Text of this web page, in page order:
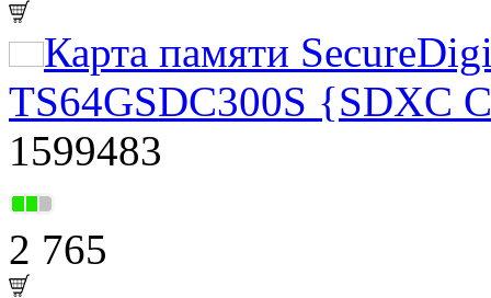
Карта памяти
TS64GSDC300S {SDXC
1599483
2 765